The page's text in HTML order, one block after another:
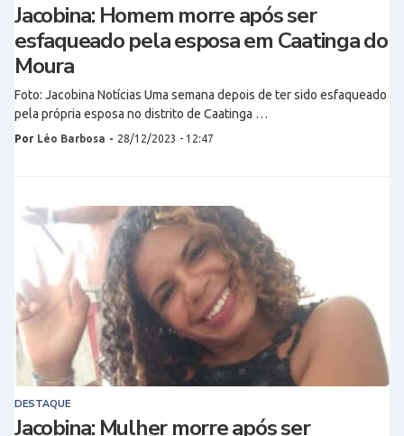
Jacobina: Homem morre após ser
esfaqueado pela esposa em Caatinga do
Moura
Foto: Jacobina Notícias Uma semana depois de ter sido esfaqueado
pela própria esposa no distrito de Caatinga …
Por Léo Barbosa - 28/12/2023 - 12:47
DESTAQUE
Jacobina: Mulher morre após ser